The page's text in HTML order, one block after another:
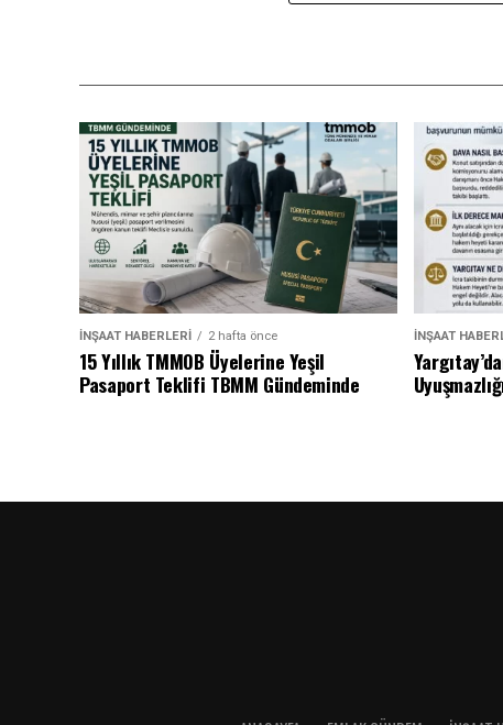
İNŞAAT HABERLERI 2 hafta önce
15 Yıllık TMMOB Üyelerine Yeşil
Pasaport Teklifi TBMM Gündeminde
İNŞAAT